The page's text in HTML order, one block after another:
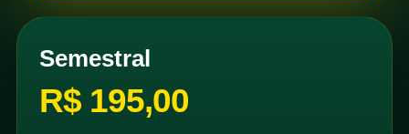
Semestral
R$ 195,00